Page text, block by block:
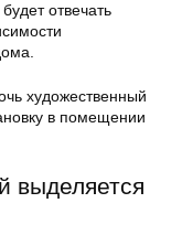
отвечать
художественный
в помещении
выделяется